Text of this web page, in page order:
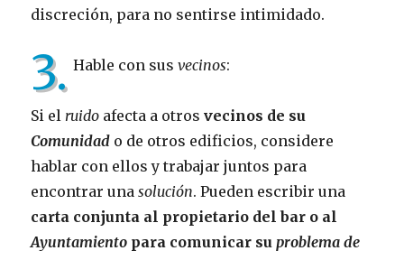
discreción, para no sentirse intimidado.
3. Hable con sus vecinos:
Si el ruido afecta a otrosvecinos de su
Comunidad o de otros edificios, considere
hablar con ellos y trabajar juntos para
encontrar unasolución. Pueden escribir una
carta conjunta al propietario del bar o al
Ayuntamiento para comunicar suproblema de